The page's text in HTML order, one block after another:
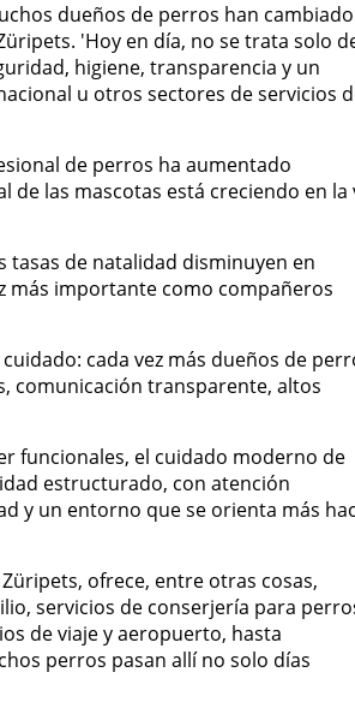
dueños de perros han cambiado
'Hoy en día, no se trata solo
higiene, transparencia y un
u otros sectores de servicios
de perros ha aumentado
las mascotas está creciendo en la
tasas de natalidad disminuyen en
más importante como compañeros
cada vez más dueños de
comunicación transparente, altos
funcionales, el cuidado moderno de
estructurado, con atención
y un entorno que se orienta más
ofrece, entre otras cosas,
servicios de conserjería para
de viaje y aeropuerto, hasta
perros pasan allí no solo días